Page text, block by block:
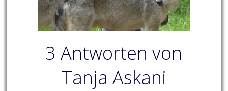
3 Antworten von
Tanja Askani